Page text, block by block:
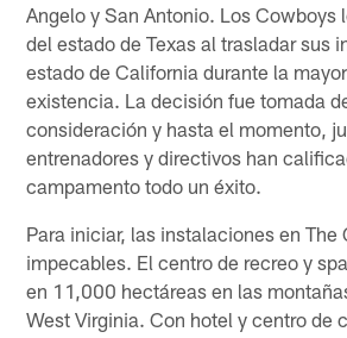
Angelo y San Antonio. Los Cowboys
del estado de Texas al trasladar sus
estado de California durante la
existencia. La decisión fue tomada
consideración y hasta el momento,
entrenadores y directivos han
campamento todo un éxito.
Para iniciar, las instalaciones en The
impecables. El centro de recreo y
en 11,000 hectáreas en las
West Virginia. Con hotel y centro de